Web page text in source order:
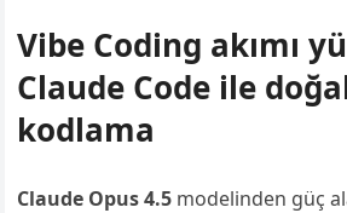
Vibe Coding akımı
Claude Code ile
kodlama
Claude Opus 4.5 modelinden güç